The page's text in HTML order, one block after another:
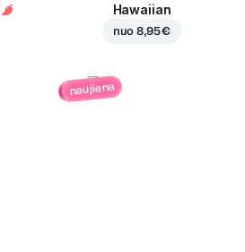
Hawaiian
nuo8,95 €
naujiena